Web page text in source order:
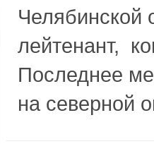
Челябинской
лейтенант,
Последнее
на северной